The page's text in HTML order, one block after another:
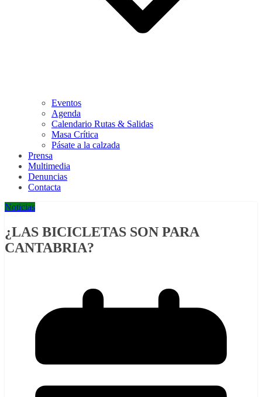
Eventos
Agenda
Calendario Rutas & Salidas
Masa Crítica
Pásate a la calzada
Prensa
Multimedia
Denuncias
Contacta
Noticias
¿LAS BICICLETAS SON PARA
CANTABRIA?